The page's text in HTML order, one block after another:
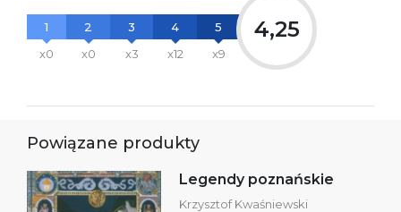
1
x0
2
x0
3
x3
4
x12
5
x9
4,25
Powiązane produkty
Legendy poznańskie
Krzysztof Kwaśniewski